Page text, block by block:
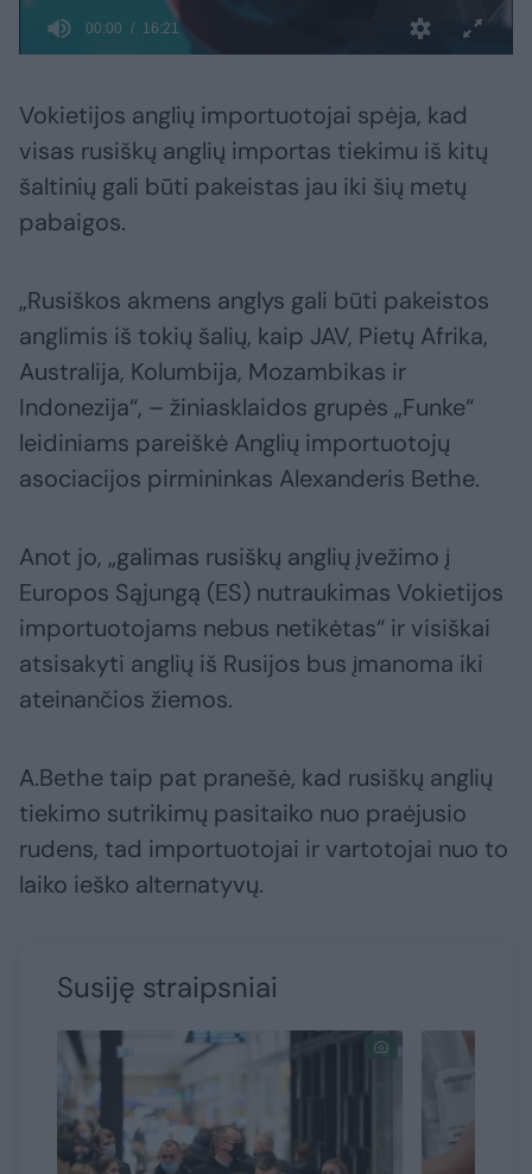
Vokietijos anglių importuotojai spėja, kad
visas rusiškų anglių importas tiekimu iš kitų
šaltinių gali būti pakeistas jau iki šių metų
pabaigos.
„Rusiškos akmens anglys gali būti pakeistos
anglimis iš tokių šalių, kaip JAV, Pietų Afrika,
Australija, Kolumbija, Mozambikas ir
Indonezija“, – žiniasklaidos grupės „Funke“
leidiniams pareiškė Anglių importuotojų
asociacijos pirmininkas Alexanderis Bethe.
Anot jo, „galimas rusiškų anglių įvežimo į
Europos Sąjungą (ES) nutraukimas Vokietijos
importuotojams nebus netikėtas“ ir visiškai
atsisakyti anglių iš Rusijos bus įmanoma iki
ateinančios žiemos.
A.Bethe taip pat pranešė, kad rusiškų anglių
tiekimo sutrikimų pasitaiko nuo praėjusio
rudens, tad importuotojai ir vartotojai nuo to
laiko ieško alternatyvų.
Susiję straipsniai